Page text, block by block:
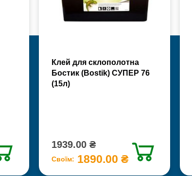
Клей для склополотна
Бостик (Bostik) СУПЕР 76
(15л)
1939.00 ₴
Своїм: 1890.00 ₴